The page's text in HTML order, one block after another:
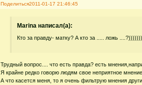
Поделиться2011-01-17 21:46:45
Marina написал(а):
Кто за правду- матку? А кто за ..... ложь
Трудный вопрос.... что есть правда? есть
Я крайне редко говорю людям свое неприятное
А что касется меня, то я очень фильтрую мнения